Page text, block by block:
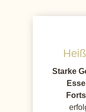
Starke